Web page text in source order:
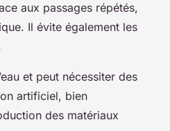
aux passages répétés,
Il évite également les
et peut nécessiter des
artificiel, bien
des matériaux